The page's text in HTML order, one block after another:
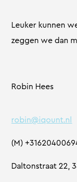
Leuker kunnen
zeggen we dan
Robin Hees
robin@iqount.nl
(M)
Daltonstraat 22,